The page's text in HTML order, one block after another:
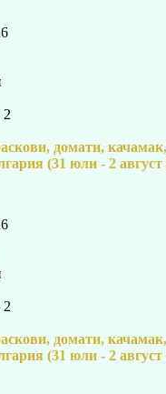
домати,
(31 юли - 2 август
домати,
(31 юли - 2 август